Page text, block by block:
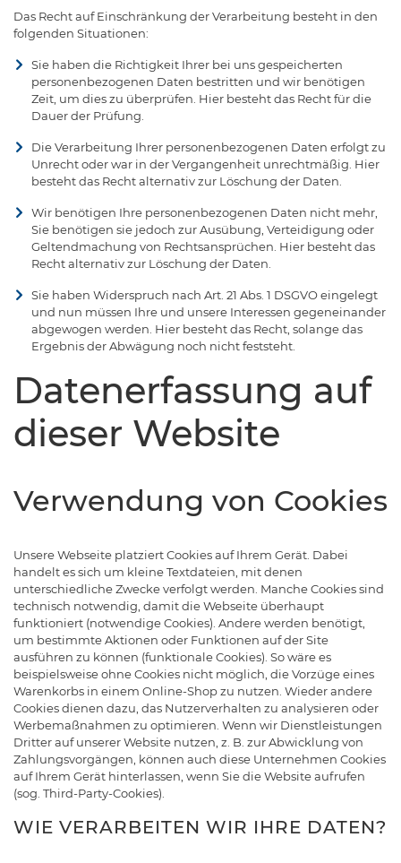
Das Recht auf Einschränkung der Verarbeitung besteht in den
folgenden Situationen:
Sie haben die Richtigkeit Ihrer bei uns gespeicherten
personenbezogenen Daten bestritten und wir benötigen
Zeit, um dies zu überprüfen. Hier besteht das Recht für die
Dauer der Prüfung.
Die Verarbeitung Ihrer personenbezogenen Daten erfolgt zu
Unrecht oder war in der Vergangenheit unrechtmäßig. Hier
besteht das Recht alternativ zur Löschung der Daten.
Wir benötigen Ihre personenbezogenen Daten nicht mehr,
Sie benötigen sie jedoch zur Ausübung, Verteidigung oder
Geltendmachung von Rechtsansprüchen. Hier besteht das
Recht alternativ zur Löschung der Daten.
Sie haben Widerspruch nach Art. 21 Abs. 1 DSGVO eingelegt
und nun müssen Ihre und unsere Interessen gegeneinander
abgewogen werden. Hier besteht das Recht, solange das
Ergebnis der Abwägung noch nicht feststeht.
Datenerfassung auf
dieser Website
Verwendung von Cookies
Unsere Webseite platziert Cookies auf Ihrem Gerät. Dabei
handelt es sich um kleine Textdateien, mit denen
unterschiedliche Zwecke verfolgt werden. Manche Cookies sind
technisch notwendig, damit die Webseite überhaupt
funktioniert (notwendige Cookies). Andere werden benötigt,
um bestimmte Aktionen oder Funktionen auf der Site
ausführen zu können (funktionale Cookies). So wäre es
beispielsweise ohne Cookies nicht möglich, die Vorzüge eines
Warenkorbs in einem Online-Shop zu nutzen. Wieder andere
Cookies dienen dazu, das Nutzerverhalten zu analysieren oder
Werbemaßnahmen zu optimieren. Wenn wir Dienstleistungen
Dritter auf unserer Website nutzen, z. B. zur Abwicklung von
Zahlungsvorgängen, können auch diese Unternehmen Cookies
auf Ihrem Gerät hinterlassen, wenn Sie die Website aufrufen
(sog. Third-Party-Cookies).
WIE VERARBEITEN WIR IHRE DATEN?